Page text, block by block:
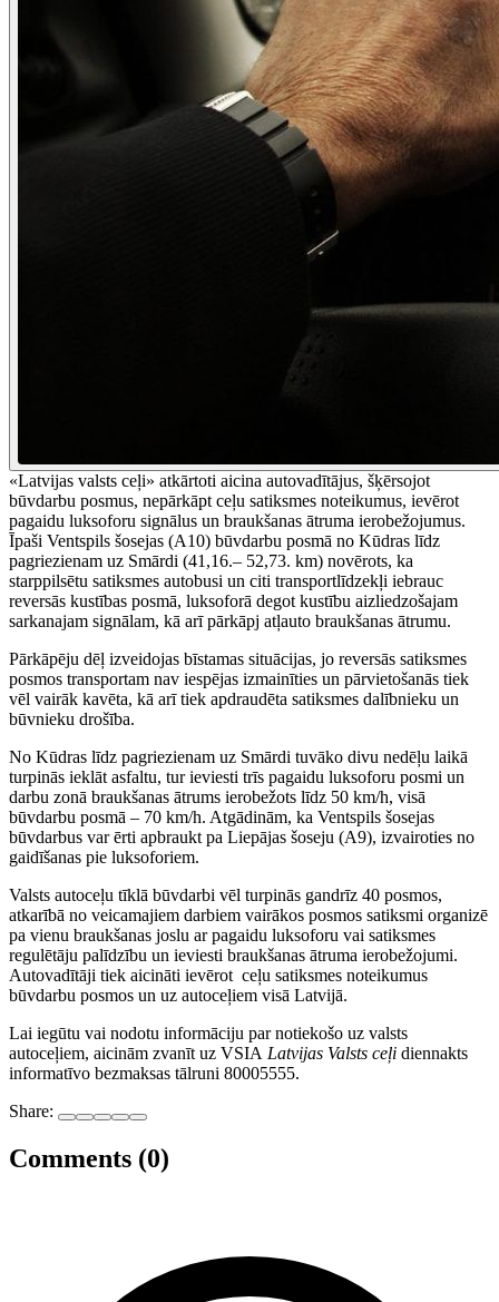
«Latvijas valsts ceļi» atkārtoti aicina autovadītājus, šķērsojot
būvdarbu posmus, nepārkāpt ceļu satiksmes noteikumus, ievērot
pagaidu luksoforu signālus un braukšanas ātruma ierobežojumus.
Īpaši Ventspils šosejas (A10) būvdarbu posmā no Kūdras līdz
pagriezienam uz Smārdi (41,16.– 52,73. km) novērots, ka
starppilsētu satiksmes autobusi un citi transportlīdzekļi iebrauc
reversās kustības posmā, luksoforā degot kustību aizliedzošajam
sarkanajam signālam, kā arī pārkāpj atļauto braukšanas ātrumu.
Pārkāpēju dēļ izveidojas bīstamas situācijas, jo reversās satiksmes
posmos transportam nav iespējas izmainīties un pārvietošanās tiek
vēl vairāk kavēta, kā arī tiek apdraudēta satiksmes dalībnieku un
būvnieku drošība.
No Kūdras līdz pagriezienam uz Smārdi tuvāko divu nedēļu laikā
turpinās ieklāt asfaltu, tur ieviesti trīs pagaidu luksoforu posmi un
darbu zonā braukšanas ātrums ierobežots līdz 50 km/h, visā
būvdarbu posmā – 70 km/h. Atgādinām, ka Ventspils šosejas
būvdarbus var ērti apbraukt pa Liepājas šoseju (A9), izvairoties no
gaidīšanas pie luksoforiem.
Valsts autoceļu tīklā būvdarbi vēl turpinās gandrīz 40 posmos,
atkarībā no veicamajiem darbiem vairākos posmos satiksmi organizē
pa vienu braukšanas joslu ar pagaidu luksoforu vai satiksmes
regulētāju palīdzību un ieviesti braukšanas ātruma ierobežojumi.
Autovadītāji tiek aicināti ievērot ceļu satiksmes noteikumus
būvdarbu posmos un uz autoceļiem visā Latvijā.
Lai iegūtu vai nodotu informāciju par notiekošo uz valsts
autoceļiem, aicinām zvanīt uz VSIA Latvijas Valsts ceļi diennakts
informatīvo bezmaksas tālruni 80005555.
Share:
Comments (0)